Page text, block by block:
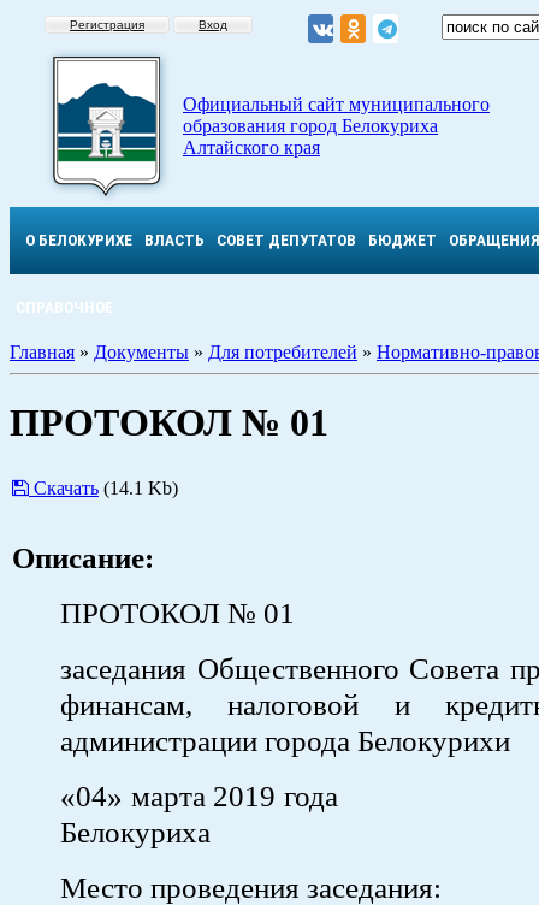
Регистрация Вход
Официальный сайт муниципального
образования город Белокуриха
Алтайского края
О БЕЛОКУРИХЕ ВЛАСТЬ СОВЕТ ДЕПУТАТОВ БЮДЖЕТ ОБРАЩЕНИЯ
СПРАВОЧНОЕ
Главная » Документы » Для потребителей » Нормативно-
ПРОТОКОЛ № 01
Скачать (14.1 Kb)
Описание:
ПРОТОКОЛ № 01
заседания Общественного Совета
финансам, налоговой и
администрации города Белокурихи
«04» марта 2019
Белокуриха
Место проведения заседания: